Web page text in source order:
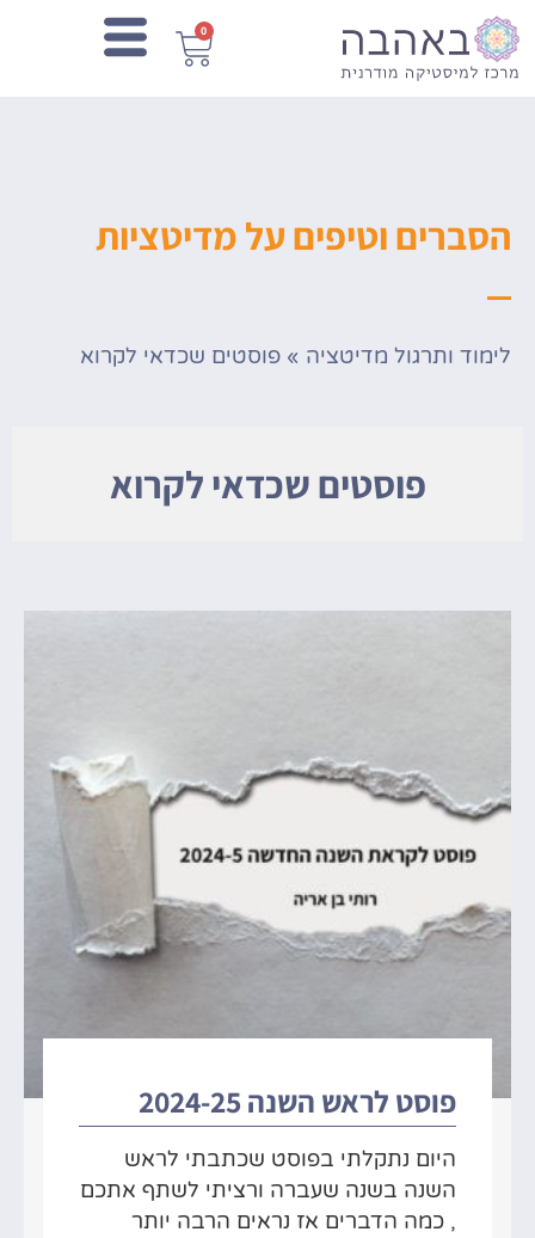
0
הסברים וטיפים על מדיטציות
לימוד ותרגול מדיטציה » פוסטים שכדאי לקרוא
פוסטים שכדאי לקרוא
פוסט לראש השנה 2024-25
היום נתקלתי בפוסט שכתבתי לראש
השנה בשנה שעברה ורציתי לשתף אתכם
, כמה הדברים אז נראים הרבה יותר